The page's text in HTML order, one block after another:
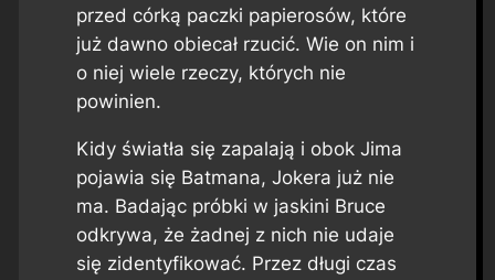
przed córką paczki papierosów, które
już dawno obiecał rzucić. Wie on nim i
o niej wiele rzeczy, których nie
powinien.
Kidy światła się zapalają i obok Jima
pojawia się Batmana, Jokera już nie
ma. Badając próbki w jaskini Bruce
odkrywa, że żadnej z nich nie udaje
się zidentyfikować. Przez długi czas